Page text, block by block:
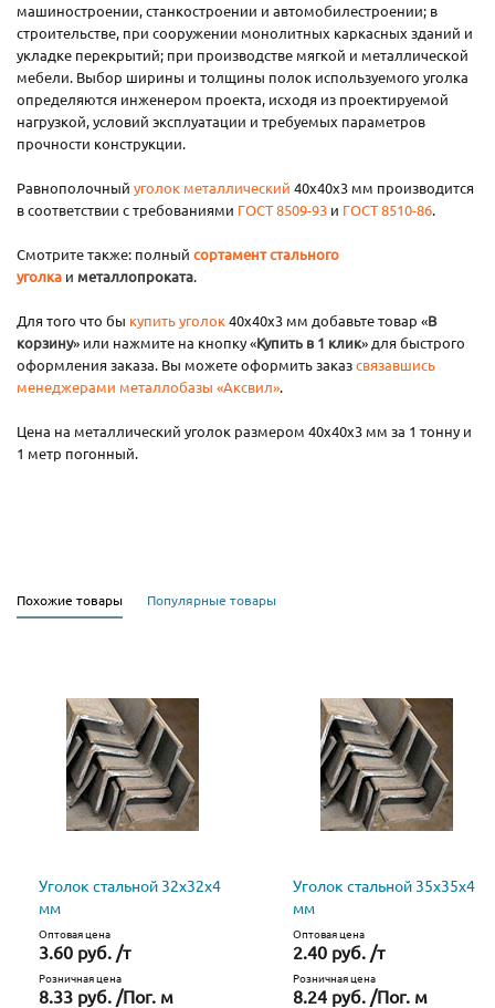
машиностроении, станкостроении и автомобилестроении; в
строительстве, при сооружении монолитных каркасных зданий и
укладке перекрытий; при производстве мягкой и металлической
мебели. Выбор ширины и толщины полок используемого уголка
определяются инженером проекта, исходя из проектируемой
нагрузкой, условий эксплуатации и требуемых параметров
прочности конструкции.
Равнополочный уголок металлический 40х40х3 мм производится
в соответствии с требованиями ГОСТ 8509-93 и ГОСТ 8510-86.
Смотрите также: полный сортамент стального
уголка и металлопроката.
Для того что бы купить уголок40х40х3 мм добавьте товар «В
корзину» или нажмите на кнопку «Купить в 1 клик» для быстрого
оформления заказа. Вы можете оформить заказсвязавшись
менеджерами металлобазы «Аксвил».
Цена на металлический уголок размером 40х40х3 мм за 1 тонну и
1 метр погонный.
Похожие товары Популярные товары
Уголок стальной 32х32х4
мм
Оптовая цена
3.60 руб. /т
Розничная цена
8.33 руб. /Пог. м
Уголок стальной 35х35х4
мм
Оптовая цена
2.40 руб. /т
Розничная цена
8.24 руб. /Пог. м